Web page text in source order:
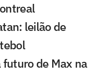
leilão de
de Max na